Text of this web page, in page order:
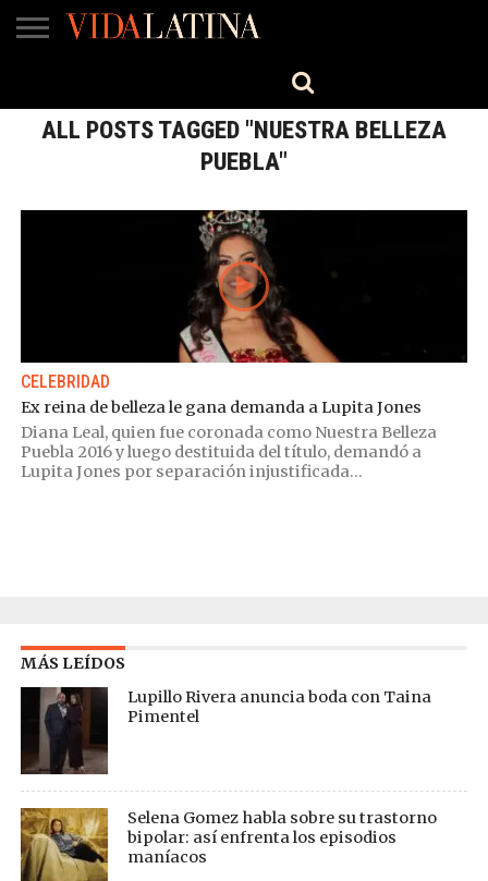
TV
ALL POSTS TAGGED "NUESTRA BELLEZA
PUEBLA"
CELEBRIDAD
Ex reina de belleza le gana demanda a Lupita Jones
Diana Leal, quien fue coronada como Nuestra Belleza
Puebla 2016 y luego destituida del título, demandó a
Lupita Jones por separación injustificada...
MÁS LEÍDOS
Lupillo Rivera anuncia boda con Taina
Pimentel
Selena Gomez habla sobre su trastorno
bipolar: así enfrenta los episodios
maníacos